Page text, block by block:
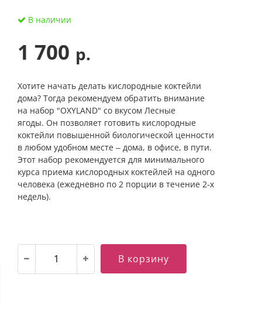
В наличии
1 700 р.
Хотите начать делать кислородные коктейли
дома? Тогда рекомендуем обратить внимание
на набор "OXYLAND" со вкусом Лесные
ягоды. Он позволяет готовить кислородные
коктейли повышенной биологической ценности
в любом удобном месте – дома, в офисе, в пути.
Этот набор рекомендуется для минимального
курса приема кислородных коктейлей на одного
человека (ежедневно по 2 порции в течение 2-х
недель).
В корзину